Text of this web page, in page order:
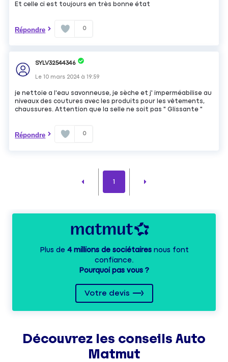
Et celle ci est toujours en très bonne état
Répondre 0
SYLV32544346
Le10 mars 2024 à19:59
je nettoie a l'eau savonneuse, je sèche et j' imperméabilise au
niveaux des coutures avec les produits pour les vêtements,
chaussures. Attention que la selle ne soit pas " Glissante "
Répondre 0
1
Plus de 4 millions de sociétairesnous font
confiance.
Pourquoi pas vous ?
Votre devis
Découvrez les conseils Auto
Matmut